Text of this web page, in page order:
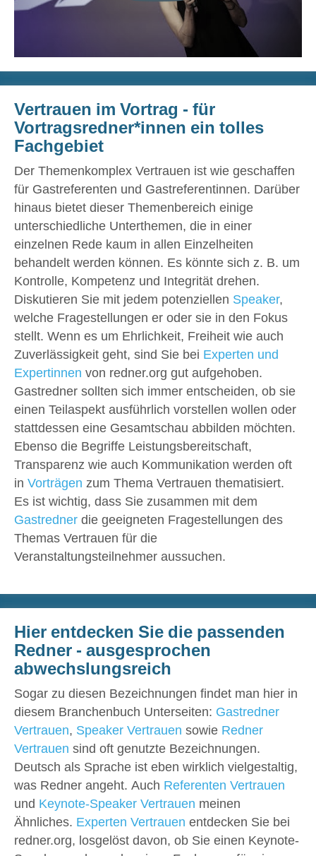
Vertrauen im Vortrag - für
Vortragsredner*innen ein tolles
Fachgebiet
Der Themenkomplex Vertrauen ist wie geschaffen
für Gastreferenten und Gastreferentinnen. Darüber
hinaus bietet dieser Themenbereich einige
unterschiedliche Unterthemen, die in einer
einzelnen Rede kaum in allen Einzelheiten
behandelt werden können. Es könnte sich z. B. um
Kontrolle, Kompetenz und Integrität drehen.
Diskutieren Sie mit jedem potenziellen Speaker,
welche Fragestellungen er oder sie in den Fokus
stellt. Wenn es um Ehrlichkeit, Freiheit wie auch
Zuverlässigkeit geht, sind Sie bei Experten und
Expertinnen von redner.org gut aufgehoben.
Gastredner sollten sich immer entscheiden, ob sie
einen Teilaspekt ausführlich vorstellen wollen oder
stattdessen eine Gesamtschau abbilden möchten.
Ebenso die Begriffe Leistungsbereitschaft,
Transparenz wie auch Kommunikation werden oft
in Vorträgen zum Thema Vertrauen thematisiert.
Es ist wichtig, dass Sie zusammen mit dem
Gastredner die geeigneten Fragestellungen des
Themas Vertrauen für die
Veranstaltungsteilnehmer aussuchen.
Hier entdecken Sie die passenden
Redner - ausgesprochen
abwechslungsreich
Sogar zu diesen Bezeichnungen findet man hier in
diesem Branchenbuch Unterseiten: Gastredner
Vertrauen, Speaker Vertrauen sowie Redner
Vertrauen sind oft genutzte Bezeichnungen.
Deutsch als Sprache ist eben wirklich vielgestaltig,
was Redner angeht. Auch Referenten Vertrauen
und Keynote-Speaker Vertrauen meinen
Ähnliches. Experten Vertrauen entdecken Sie bei
redner.org, losgelöst davon, ob Sie einen Keynote-